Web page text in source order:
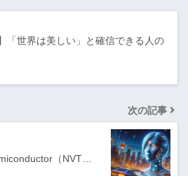
「世界は美しい」と確信できる人の
次の記事
（NVT…